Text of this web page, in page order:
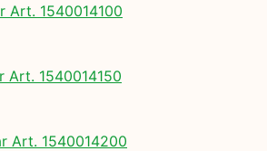
1540014100
1540014150
1540014200